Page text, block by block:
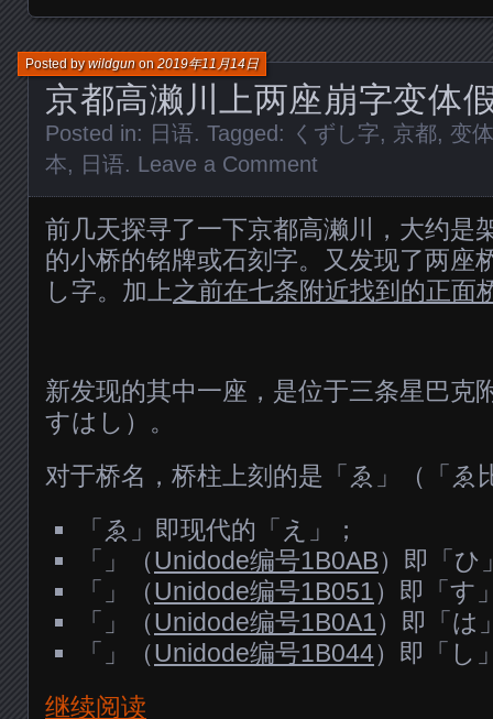
京都高濑川上两座崩字变体
Posted bywildgunon2019年11月14日
Posted in: 日语. Tagged: くずし字, 京都, 变
本, 日语. Leave a Comment
前几天探寻了一下京都高濑川，大约是
的小桥的铭牌或石刻字。又发现了两座
し字。加上之前在七条附近找到的正面
新发现的其中一座，是位于三条星巴克
すはし）。
对于桥名，桥柱上刻的是「ゑ」（「ゑ
「ゑ」即现代的「え」；
「」（Unidode编号1B0AB）即「ひ
「」（Unidode编号1B051）即「す
「」（Unidode编号1B0A1）即「は
「」（Unidode编号1B044）即「し
继续阅读